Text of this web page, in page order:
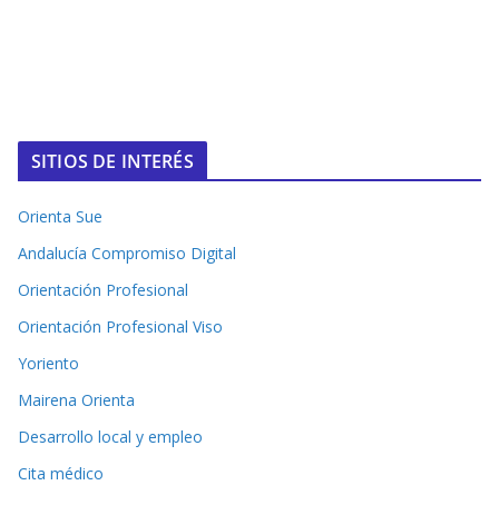
SITIOS DE INTERÉS
Orienta Sue
Andalucía Compromiso Digital
Orientación Profesional
Orientación Profesional Viso
Yoriento
Mairena Orienta
Desarrollo local y empleo
Cita médico